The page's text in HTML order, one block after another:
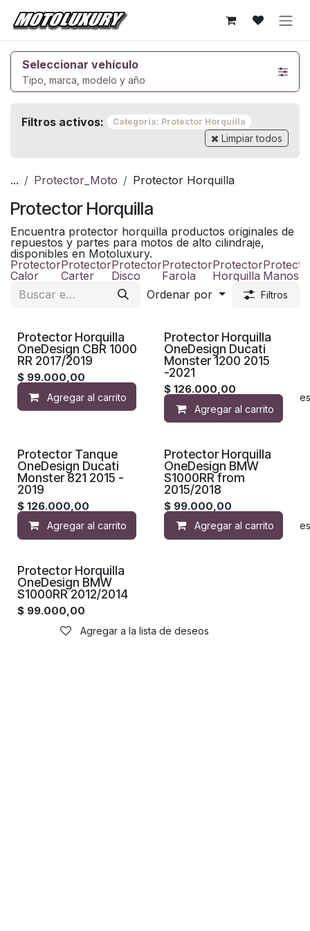
Ir al contenido
Seleccionar vehículo
Tipo, marca, modelo y año
Filtros activos: Categoría: Protector Horquilla
Limpiar todos
... Protector_Moto Protector Horquilla
Protector Horquilla
Encuentra protector horquilla productos originales de
repuestos y partes para motos de alto cilindraje,
disponibles en Motoluxury.
Protector
Calor
Protector
Carter
Protector
Disco
Protector
Farola
Protector
Horquilla Manos
Ordenar por
Filtros
Protector Horquilla
OneDesign CBR 1000
RR 2017/2019
$ 99.000,00
Agregar al carrito Agregar a la lista de
Protector Horquilla
OneDesign Ducati
Monster 1200 2015
-2021
$126.000,00
Agregar al carrito
Protector Tanque
OneDesign Ducati
Monster 821 2015 -
2019
$ 126.000,00
Agregar al carrito Agregar a la lista de
Protector Horquilla
OneDesign BMW
S1000RR from
2015/2018
$ 99.000,00
Agregar al carrito
Protector Horquilla
OneDesign BMW
S1000RR 2012/2014
$ 99.000,00
Agregar a la lista de deseos